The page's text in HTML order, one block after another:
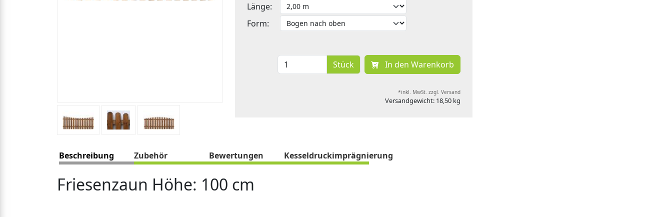
Länge:
Form:
Stück In den Warenkorb
*inkl. MwSt. zzgl. Versand
Versandgewicht: 18,50 kg
Beschreibung Zubehör Bewertungen Kesseldruckimprägnierung
Friesenzaun Höhe: 100 cm